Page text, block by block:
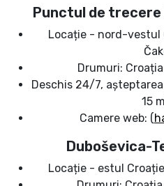
Punctul de
Locație - nord-vestul
Drumuri:
Deschis 24/7,
15
Camere web: (
Duboševica-
Locație - estul